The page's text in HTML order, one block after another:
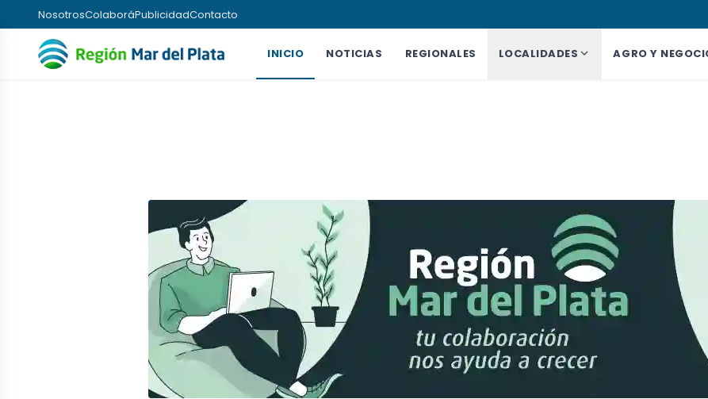
NosotrosColaboráPublicidadContacto
INICIO NOTICIAS REGIONALES LOCALIDADES AGRO Y